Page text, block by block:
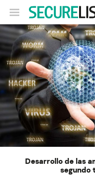
Desarrollo de las
segundo